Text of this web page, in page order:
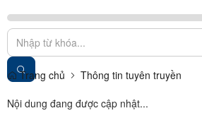
Trang chủ
Thông tin tuyên truyền
Nội dung đang được cập nhật...